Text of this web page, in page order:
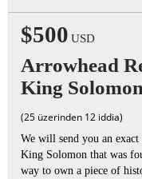
$500 USD
Arrowhead
King Solomon
(25 üzerinden 12 iddia)
We will send you an
King Solomon that was
way to own a piece of